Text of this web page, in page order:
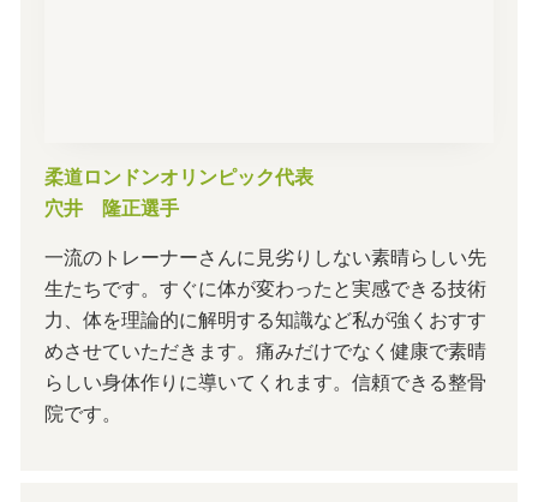
柔道ロンドンオリンピック代表
穴井 隆正選手
一流のトレーナーさんに見劣りしない素晴らしい先
生たちです。すぐに体が変わったと実感できる技術
力、体を理論的に解明する知識など私が強くおすす
めさせていただきます。痛みだけでなく健康で素晴
らしい身体作りに導いてくれます。信頼できる整骨
院です。